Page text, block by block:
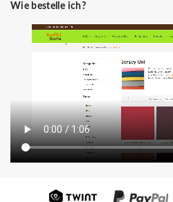
Wie bestelle ich?